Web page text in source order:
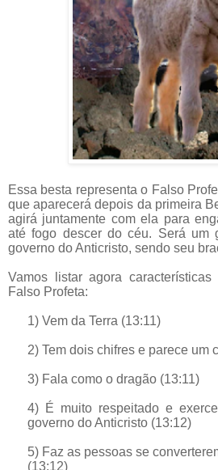
Essa besta representa o Falso
que aparecerá depois da primeira
agirá juntamente com ela para
até fogo descer do céu. Será um
governo do Anticristo, sendo seu
Vamos listar agora
Falso Profeta:
1) Vem da Terra (13:11)
2) Tem dois chifres e parece um
3) Fala como o dragão (13:11)
4) É muito respeitado e
governo do Anticristo (13:12)
5) Faz as pessoas se
(13:12)